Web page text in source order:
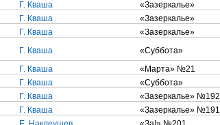
Г. Кваша «Зазеркалье»
Г. Кваша «Зазеркалье»
Г. Кваша «Зазеркалье»
Г. Кваша «Суббота»
Г. Кваша «Марта» №21
Г. Кваша «Суббота»
Г. Кваша «Зазеркалье» №192
Г. Кваша «Зазеркалье» №191